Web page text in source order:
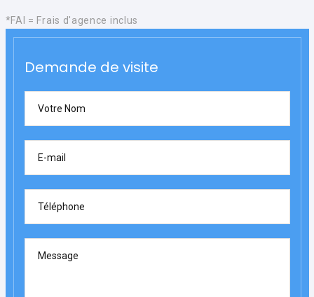
*FAI = Frais d'agence inclus
Demande de visite
Votre Nom
E-mail
Téléphone
Message